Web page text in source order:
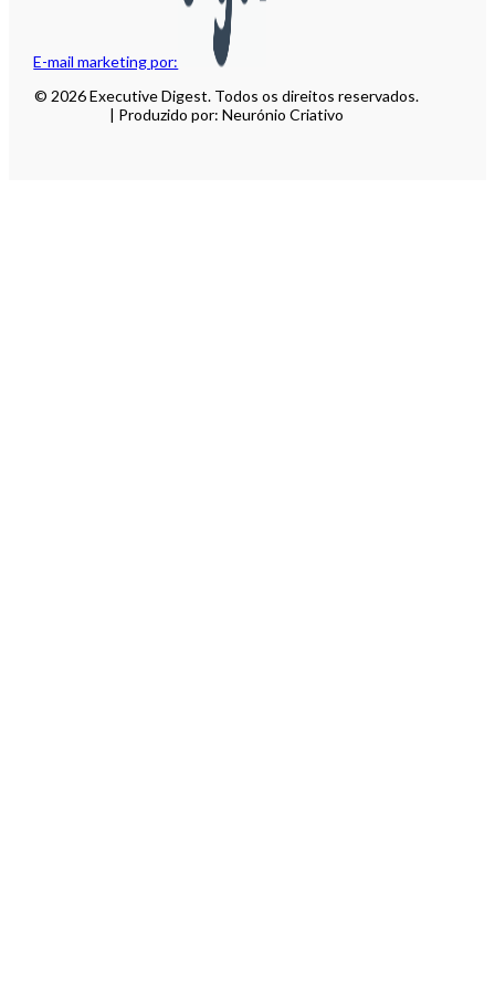
E-mail marketing por:
© 2026 Executive Digest. Todos os direitos reservados.
| Produzido por: Neurónio Criativo